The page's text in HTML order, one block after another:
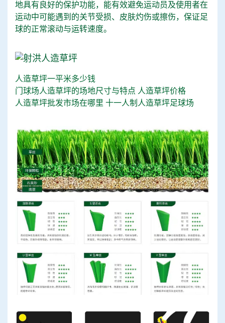
地具有良好的保护功能，能有效避免运动员及使用者在
运动中可能遇到的关节受损、皮肤灼伤或擦伤，保证足
球的正常滚动与运转速度。
人造草坪一平米多少钱
门球场人造草坪的场地尺寸与特点 人造草坪价格
人造草坪批发市场在哪里 十一人制人造草坪足球场